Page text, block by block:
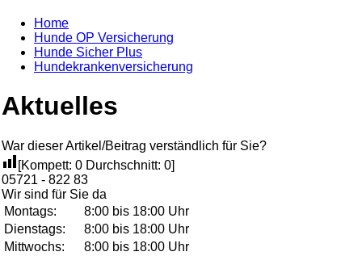
Home
Hunde OP Versicherung
Hunde Sicher Plus
Hundekrankenversicherung
Aktuelles
War dieser Artikel/Beitrag verständlich für Sie?
[Kompett: 0 Durchschnitt: 0]
05721 - 822 83
Wir sind für Sie da
Montags:
8:00 bis 18:00 Uhr
Dienstags:
8:00 bis 18:00 Uhr
Mittwochs:
8:00 bis 18:00 Uhr